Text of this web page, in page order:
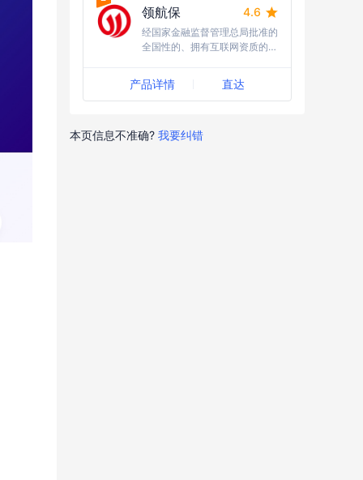
领航保 4.6
经国家金融监督管理总局批准的
全国性的、拥有互联网资质的保
产品详情 直达
本页信息不准确? 我要纠错